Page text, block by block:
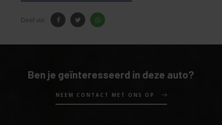
Deel via:
Ben je geïnteresseerd in deze auto?
NEEM CONTACT MET ONS OP